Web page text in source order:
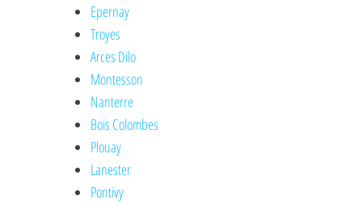
Epernay
Troyes
Arces Dilo
Montesson
Nanterre
Bois Colombes
Plouay
Lanester
Pontivy